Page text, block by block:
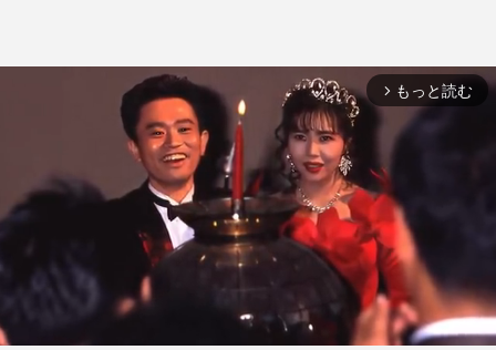
arrow_forward_ios もっと読む